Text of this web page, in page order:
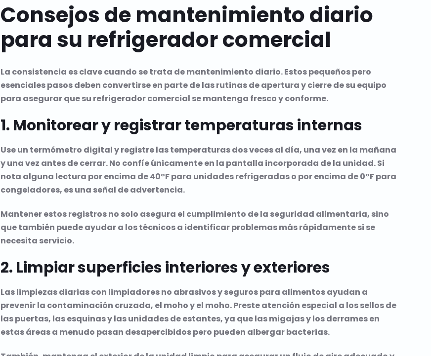
Consejos de mantenimiento diario
para su refrigerador comercial
La consistencia es clave cuando se trata de mantenimiento diario. Estos pequeños pero
esenciales pasos deben convertirse en parte de las rutinas de apertura y cierre de su equipo
para asegurar que su refrigerador comercial se mantenga fresco y conforme.
1. Monitorear y registrar temperaturas internas
Use un termómetro digital y registre las temperaturas dos veces al día, una vez en la mañana
y una vez antes de cerrar. No confíe únicamente en la pantalla incorporada de la unidad. Si
nota alguna lectura por encima de 40°F para unidades refrigeradas o por encima de 0°F para
congeladores, es una señal de advertencia.
Mantener estos registros no solo asegura el cumplimiento de la seguridad alimentaria, sino
que también puede ayudar a los técnicos a identificar problemas más rápidamente si se
necesita servicio.
2. Limpiar superficies interiores y exteriores
Las limpiezas diarias con limpiadores no abrasivos y seguros para alimentos ayudan a
prevenir la contaminación cruzada, el moho y el moho. Preste atención especial a los sellos de
las puertas, las esquinas y las unidades de estantes, ya que las migajas y los derrames en
estas áreas a menudo pasan desapercibidos pero pueden albergar bacterias.